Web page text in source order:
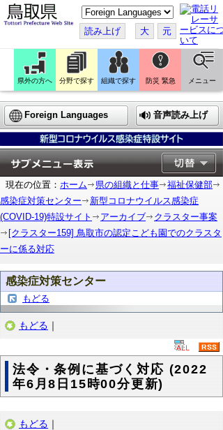
こ
の
ペ
ー
ジ
翻
訳
す
る
読み上げ 大 元
県外の方へ 分野で探す 組織で探す 防災 緊急 メニュー
Foreign Languages 音声読み上げ
現在の位置： ホーム 県の組織と仕事
福祉保健部
感染症対策センター
新型コロナウイルス感染症
(COVID-19)特設サイト
アーカイブ
クラスター事案
[クラスター159] 鳥取市の認定こども園でのクラスタ
ーに係る対応
感染症対策センター
もどる
もどる ｜
法令・条例に基づく対応 (2022
年6月8日15時00分更新)
もどる ｜